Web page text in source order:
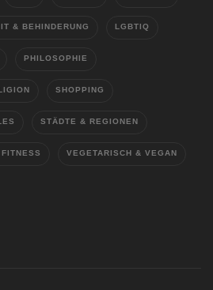
& BEHINDERUNG LGBTIQ
PHILOSOPHIE
SHOPPING
STÄDTE & REGIONEN
VEGETARISCH & VEGAN